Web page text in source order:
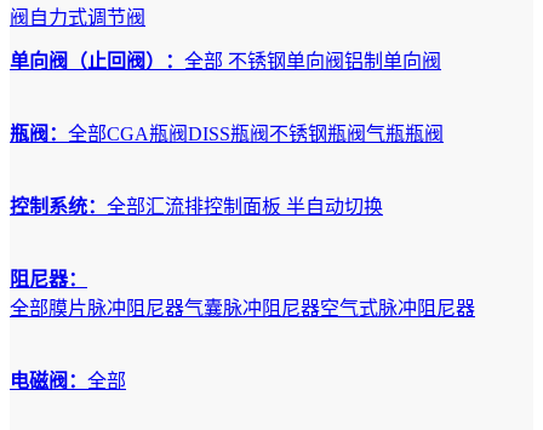
阀 自力式调节阀
单向阀（止回阀）： 全部 不锈钢单向阀铝制单向阀
瓶阀： 全部CGA瓶阀DISS瓶阀 不锈钢瓶阀气瓶瓶阀
控制系统： 全部汇流排控制面板 半自动切换
阻尼器：
全部膜片脉冲阻尼器气囊脉冲阻尼器空气式脉冲阻尼器
电磁阀： 全部